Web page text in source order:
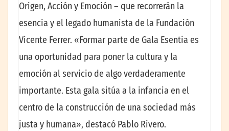
Origen, Acción y Emoción – que recorrerán la
esencia y el legado humanista de la Fundación
Vicente Ferrer. «Formar parte de Gala Esentia es
una oportunidad para poner la cultura y la
emoción al servicio de algo verdaderamente
importante. Esta gala sitúa a la infancia en el
centro de la construcción de una sociedad más
justa y humana», destacó Pablo Rivero.